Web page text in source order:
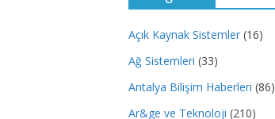
Açık Kaynak Sistemler (16)
Ağ Sistemleri (33)
Antalya Bilişim Haberleri (86)
Ar&ge ve Teknoloji (210)